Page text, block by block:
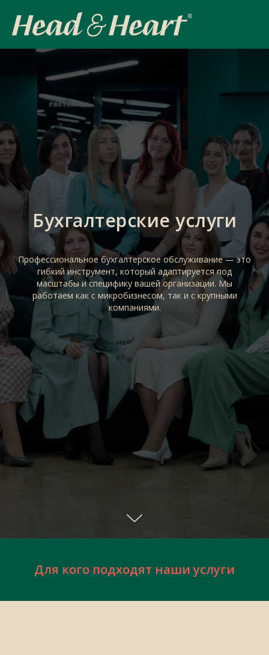
Бухгалтерские услуги
Профессиональное бухгалтерское обслуживание — это
гибкий инструмент, который адаптируется под
масштабы и специфику вашей организации. Мы
работаем как с микробизнесом, так и с крупными
компаниями.
Для кого подходят наши услуги